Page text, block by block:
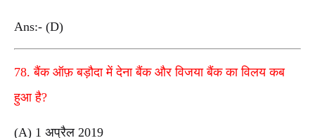
Ans:- (D)
78. बैंक ऑफ़ बड़ौदा में देना बैंक और विजया बैंक का विलय कब
हुआ है?
(A) 1 अप्रैल 2019